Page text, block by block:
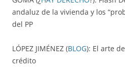
andaluz de la vivienda y los
del PP
LÓPEZ JIMÉNEZ (BLOG): El arte
crédito